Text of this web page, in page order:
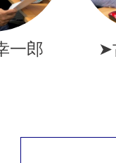
一郎 ➤